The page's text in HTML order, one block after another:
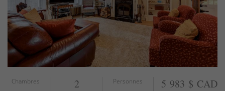
Chambres 2 Personnes 5 983 $ CAD